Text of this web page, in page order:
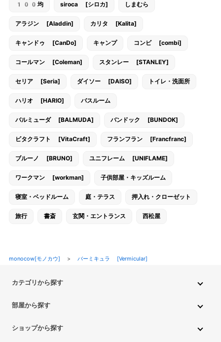
100均 siroca [シロカ] しまむら
アラジン [Aladdin] カリタ [Kalita]
キャンドゥ [CanDo] キャンプ コンビ [combi]
コールマン [Coleman] スタンレー [STANLEY]
セリア [Seria] ダイソー [DAISO] トイレ・洗面所
ハリオ [HARIO] バスルーム
バルミューダ [BALMUDA] バンドック [BUNDOK]
ビタクラフト [VitaCraft] フランフラン [Francfranc]
ブルーノ [BRUNO] ユニフレーム [UNIFLAME]
ワークマン [workman] 子供部屋・キッズルーム
寝室・ベッドルーム 庭・テラス 押入れ・クローゼット
旅行 書斎 玄関・エントランス 西松屋
monocow[モノカウ] > バーミキュラ [Vermicular]
カテゴリから探す
ペット用品 ベビー・キッズ
部屋から探す
ショップから探す